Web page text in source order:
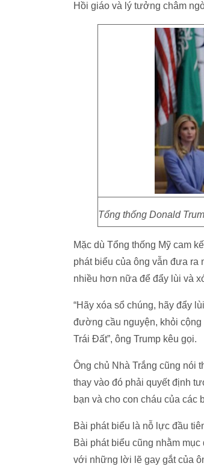
Hồi giáo và lý tưởng châm
Tổng thống Donald
Mặc dù Tổng thống Mỹ cam
phát biểu của ông vẫn đưa ra
nhiều hơn nữa để đẩy lùi và
“Hãy xóa sổ chúng, hãy đẩy
đường cầu nguyện, khỏi
Trái Đất”, ông Trump kêu gọi.
Ông chủ Nhà Trắng cũng nói
thay vào đó phải quyết định
bạn và cho con cháu của các
Bài phát biểu là nỗ lực đầu
Bài phát biểu cũng nhằm
với những lời lẽ gay gắt của